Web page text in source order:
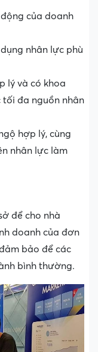
của doanh
nhân lực phù
lý và có khoa
đa nguồn nhân
hợp lý, cùng
nhân lực làm
để cho nhà
doanh của đơn
bảo để các
bình thường.